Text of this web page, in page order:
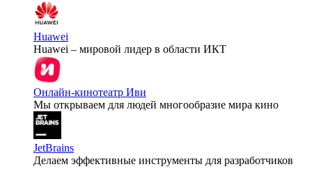
Huawei
Huawei – мировой лидер в области ИКТ
Онлайн-кинотеатр Иви
Мы открываем для людей многообразие мира кино
JetBrains
Делаем эффективные инструменты для разработчиков